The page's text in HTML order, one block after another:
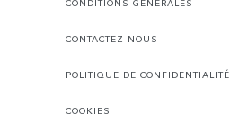
CONDITIONS GÉNÉRALES
CONTACTEZ-NOUS
POLITIQUE DE CONFIDENTIALITÉ
COOKIES